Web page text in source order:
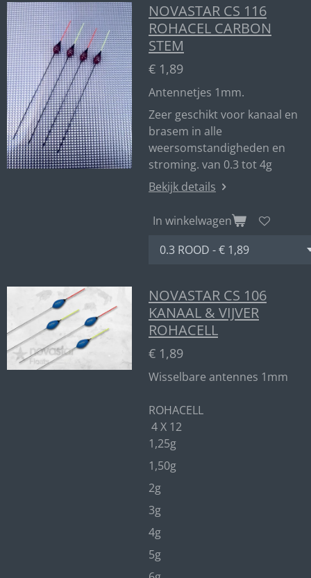
NOVASTAR CS 116
ROHACEL CARBON
STEM
€ 1,89
Antennetjes 1mm.
Zeer geschikt voor kanaal en
brasem in alle
weersomstandigheden en
stroming. van 0.3 tot 4g
Bekijk details
In winkelwagen
NOVASTAR CS 106
KANAAL & VIJVER
ROHACELL
€ 1,89
Wisselbare antennes 1mm
ROHACELL
4 X 12
1,25g
1,50g
2g
3g
4g
5g